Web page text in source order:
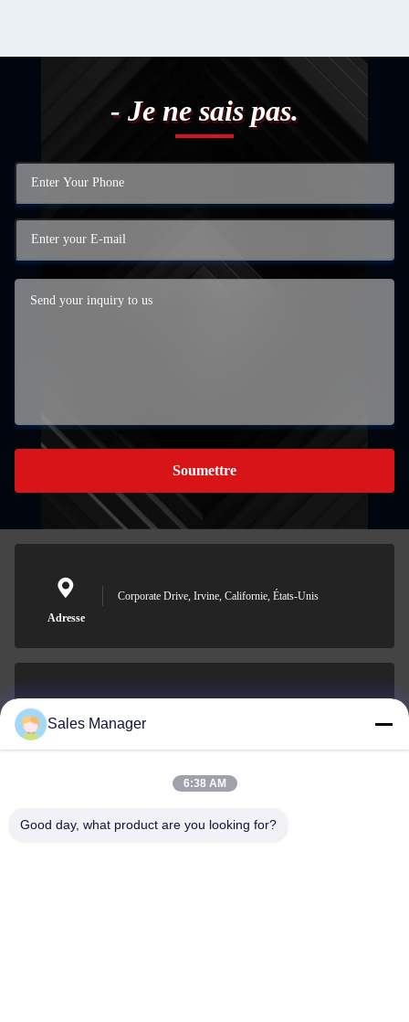
- Je ne sais pas.
Soumettre
Adresse
Corporate Drive, Irvine, Californie, États-Unis
001-512-7443871
Sales Manager
6:38 AM
Good day, what product are you looking for?